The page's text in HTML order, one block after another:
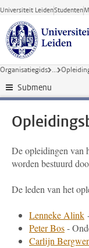
Ga direct naar de
Universiteit LeidenStudenten
Organisatiegids ...
Submenu
De opleidingen van
worden bestuurd
De leden van het
Lenneke Alink
Peter Bos-
Carlijn